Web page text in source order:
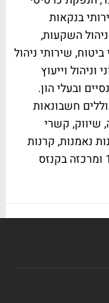
בנקאות
השקעות,
שירותי ניהול
וניהול וייעוץ
ובעלי הון.
חשבונאות
שיווק, קשרי
נאמנות, קרנות
גידור וחשבונות נפרדים. היא הוקמה ב-1967 ומרכזה בקנזס